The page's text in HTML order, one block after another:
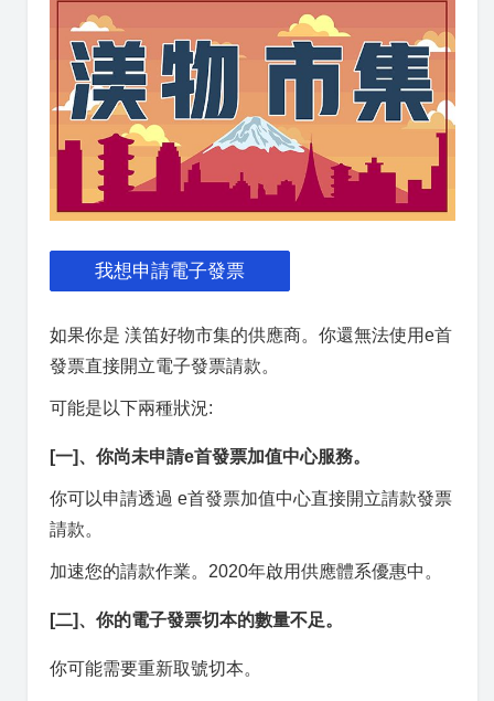
我想申請電子發票
如果你是 渼笛好物市集的供應商。你還無法使用e首
發票直接開立電子發票請款。
可能是以下兩種狀況:
[一]、你尚未申請e首發票加值中心服務。
你可以申請透過 e首發票加值中心直接開立請款發票
請款。
加速您的請款作業。2020年啟用供應體系優惠中。
[二]、你的電子發票切本的數量不足。
你可能需要重新取號切本。